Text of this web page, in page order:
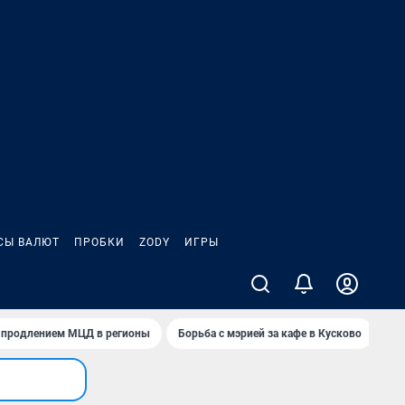
ВАЛЮТ ПРОБКИ ZODY ИГРЫ
продлением МЦД в регионы Борьба с мэрией за кафе в Кусково